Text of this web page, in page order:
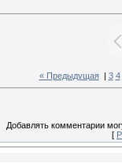
« Предыдущая| 3 4
Добавлять комментарии
[